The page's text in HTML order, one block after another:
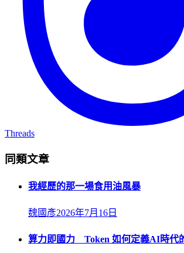
Threads
同類文章
我經歷的那一場食用油風暴
魏國彥2026年7月16日
算力即國力 Token 如何定義AI時代